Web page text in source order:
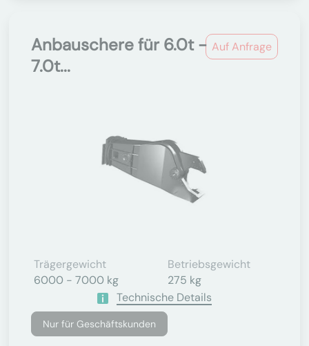
Auf Anfrage
Anbauschere für 6.0t -
7.0t...
Trägergewicht
6000 - 7000 kg
Betriebsgewicht
275 kg
Technische Details
Nur für Geschäftskunden